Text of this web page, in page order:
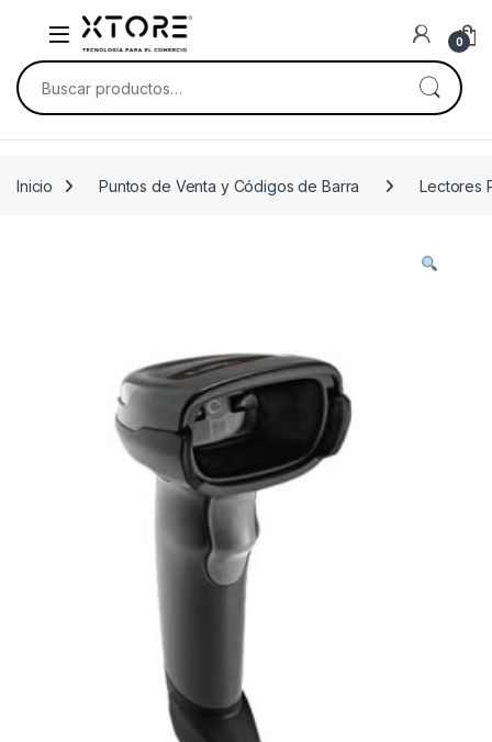
Skip to navigation
Skip to content
0
Buscar por:
Inicio Puntos de Venta y Códigos de Barra Lectores